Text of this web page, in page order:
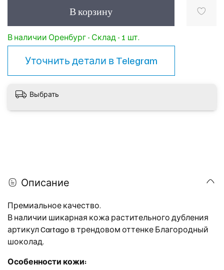
В корзину
В наличии Оренбург - Склад - 1 шт.
Уточнить детали вTelegram
Выбрать
Описание
Премиальное качество.
В наличии шикарная кожа растительного дубления
артикул Cartago в трендовом оттенке Благородный
шоколад.
Особенности кожи: